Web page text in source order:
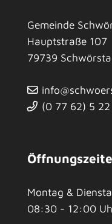
Gemeinde
Hauptstraße 107
79739
(0 77 62) 5 22
Montag &
08:30 - 12:00